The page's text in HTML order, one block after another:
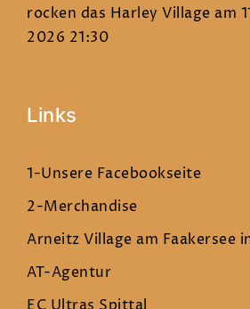
rocken das Harley Village am
2026 21:30
Links
1-Unsere Facebookseite
2-Merchandise
Arneitz Village am Faakersee
AT-Agentur